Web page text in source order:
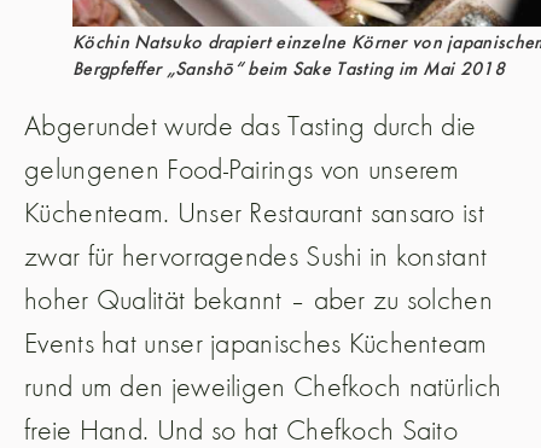
Köchin Natsuko drapiert einzelne Körner von
Bergpfeffer „Sanshō“ beim Sake Tasting im Mai 2018
Abgerundet wurde das Tasting durch die
gelungenen Food-Pairings von unserem
Küchenteam. Unser Restaurant sansaro ist
zwar für hervorragendes Sushi in konstant
hoher Qualität bekannt – aber zu solchen
Events hat unser japanisches Küchenteam
rund um den jeweiligen Chefkoch natürlich
freie Hand. Und so hat Chefkoch Saito